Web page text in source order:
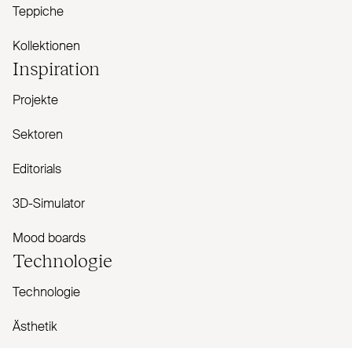
Teppiche
Kollektionen
Inspiration
Projekte
Sektoren
Editorials
3D-Simulator
Mood boards
Technologie
Technologie
Ästhetik